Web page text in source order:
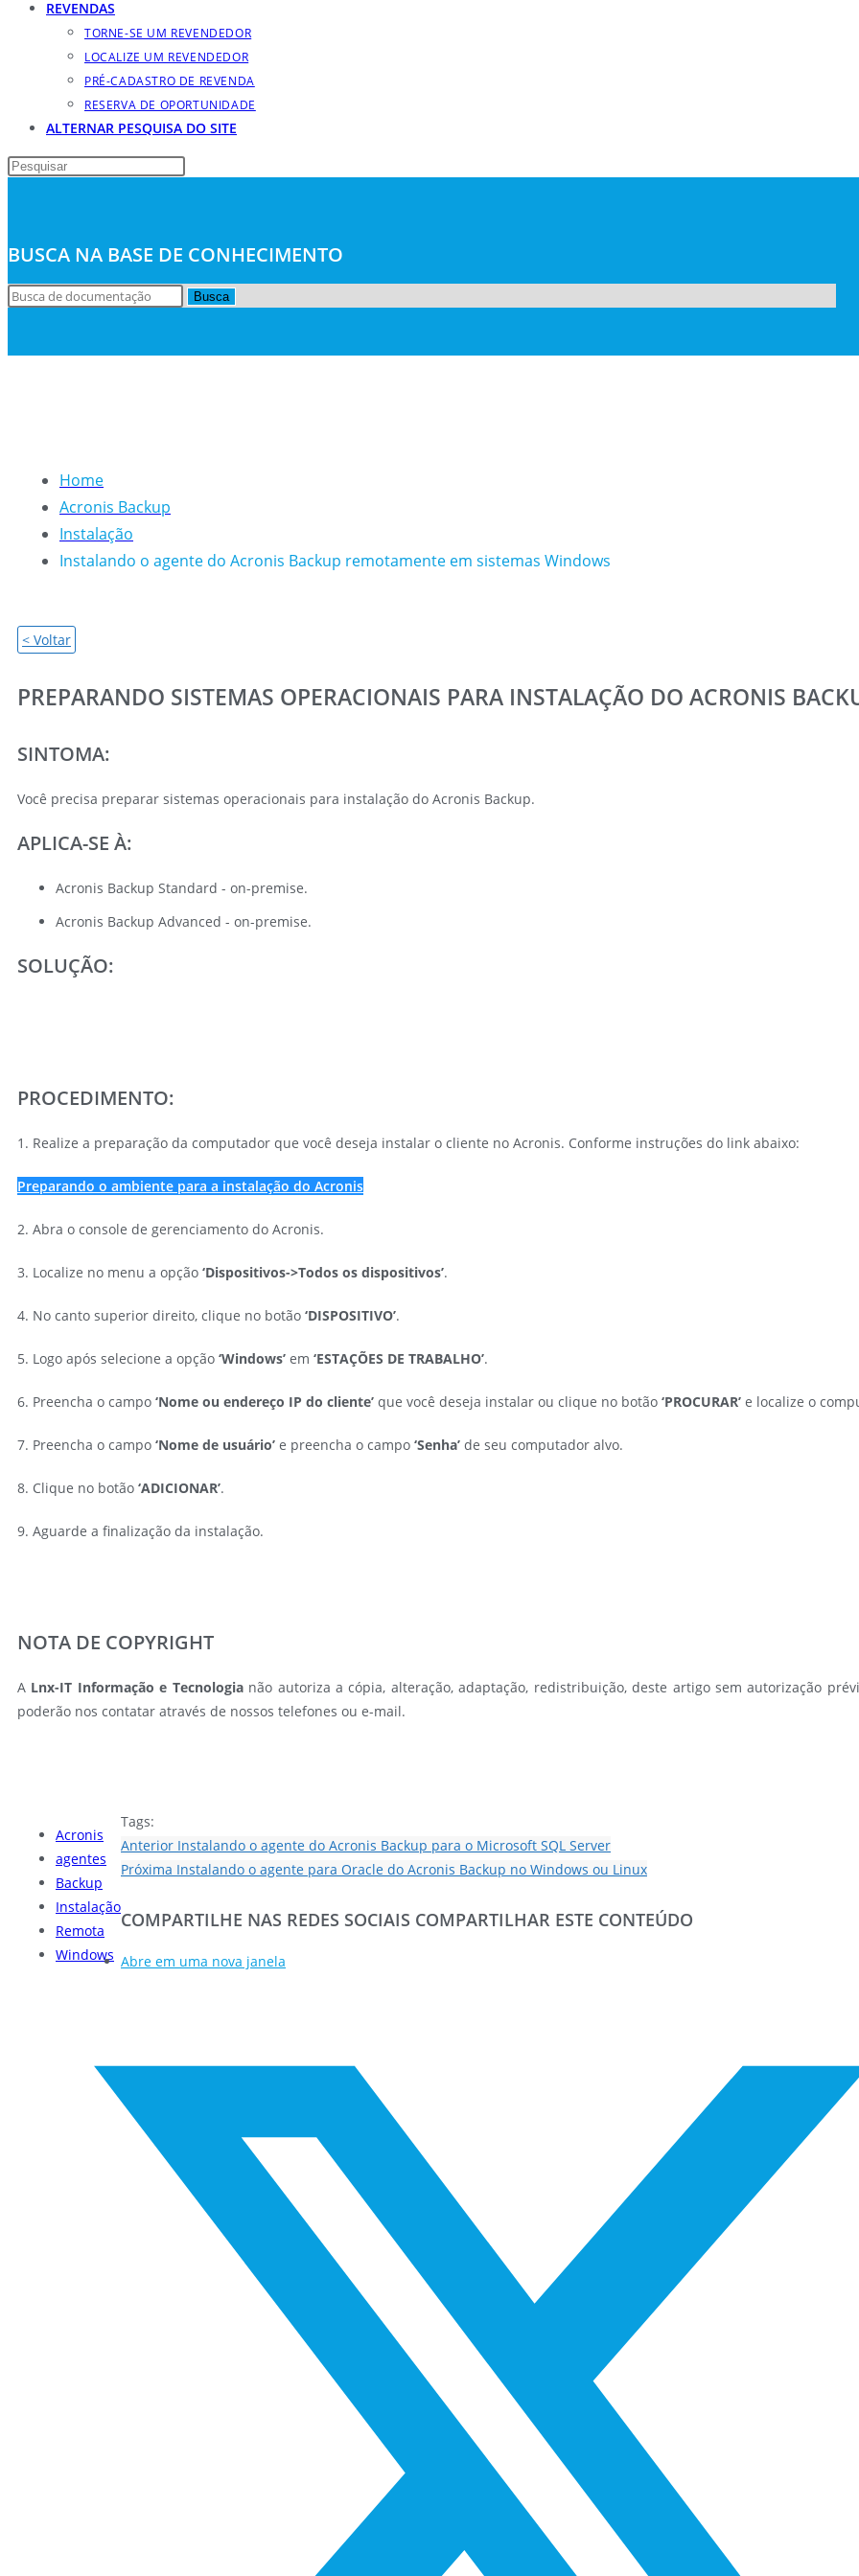
REVENDAS
TORNE-SE UM REVENDEDOR
LOCALIZE UM REVENDEDOR
PRÉ-CADASTRO DE REVENDA
RESERVA DE OPORTUNIDADE
ALTERNAR PESQUISA DO SITE
BUSCA NA BASE DE CONHECIMENTO
Busca
Home
Acronis Backup
Instalação
Instalando o agente do Acronis Backup remotamente em sistemas Windows
< Voltar
PREPARANDO SISTEMAS OPERACIONAIS PARA INSTALAÇÃO DO ACRONIS
SINTOMA:
Você precisa preparar sistemas operacionais para instalação do Acronis Backup.
APLICA-SE À:
Acronis Backup Standard - on-premise.
Acronis Backup Advanced - on-premise.
SOLUÇÃO:
PROCEDIMENTO:
1. Realize a preparação da computador que você deseja instalar o cliente no Acronis. Conforme instruções do link abaixo:
Preparando o ambiente para a instalação do Acronis
2. Abra o console de gerenciamento do Acronis.
3. Localize no menu a opção ‘Dispositivos->Todos os dispositivos’.
4. No canto superior direito, clique no botão ‘DISPOSITIVO’.
5. Logo após selecione a opção ‘Windows’ em ‘ESTAÇÕES DE TRABALHO’.
6. Preencha o campo ‘Nome ou endereço IP do cliente’ que você deseja instalar ou clique no botão ‘PROCURAR’ e localize o
7. Preencha o campo ‘Nome de usuário’ e preencha o campo ‘Senha’ de seu computador alvo.
8. Clique no botão ‘ADICIONAR’.
9. Aguarde a finalização da instalação.
NOTA DE COPYRIGHT
A Lnx-IT Informação e Tecnologianão autoriza a cópia, alteração, adaptação, redistribuição, deste artigo sem autorização
poderão nos contatar através de nossos telefones ou e-mail.
Tags:
Acronis
agentes
Backup
Instalação
Remota
Windows
Anterior Instalando o agente do Acronis Backup para o Microsoft SQL Server
Próxima Instalando o agente para Oracle do Acronis Backup no Windows ou Linux
COMPARTILHE NAS REDES SOCIAIS COMPARTILHAR ESTE CONTEÚDO
Abre em uma nova janela